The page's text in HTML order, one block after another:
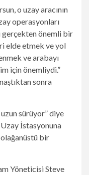
o uzay aracının
operasyonları
gerçekten önemli bir
elde etmek ve yol
ve arabayı
için önemliydi.”
sonra
sürüyor” diye
İstasyonuna
bir
Yöneticisi Steve